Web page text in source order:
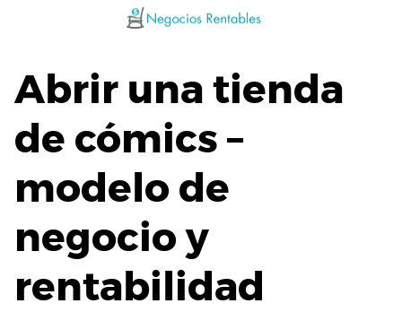
Abrir una tienda
de cómics –
modelo de
negocio y
rentabilidad